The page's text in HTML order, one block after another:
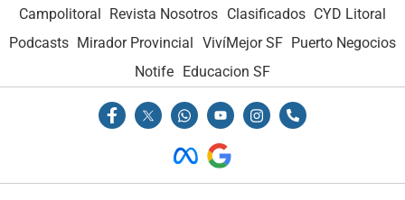
Campolitoral Revista Nosotros Clasificados CYD Litoral
Podcasts Mirador Provincial VivíMejor SF Puerto Negocios
Notife Educacion SF